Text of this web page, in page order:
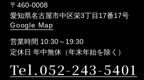
〒460-0008
愛知県名古屋市中区栄3丁目17番17号
Google Map
営業時間 10:30～19:30
定休日 年中無休（年末年始を除く）
Tel.052-243-5401